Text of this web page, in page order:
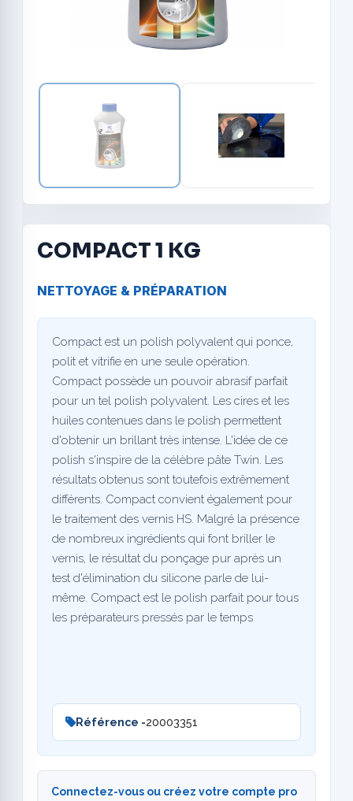
COMPACT 1 KG
NETTOYAGE & PRÉPARATION
Compact est un polish polyvalent qui ponce,
polit et vitrifie en une seule opération.
Compact possède un pouvoir abrasif parfait
pour un tel polish polyvalent. Les cires et les
huiles contenues dans le polish permettent
d'obtenir un brillant très intense. L'idée de ce
polish s'inspire de la célèbre pâte Twin. Les
résultats obtenus sont toutefois extrêmement
différents. Compact convient également pour
le traitement des vernis HS. Malgré la présence
de nombreux ingrédients qui font briller le
vernis, le résultat du ponçage pur après un
test d'élimination du silicone parle de lui-
même. Compact est le polish parfait pour tous
les préparateurs pressés par le temps
Référence -20003351
Connectez-vous ou créez votre compte pro